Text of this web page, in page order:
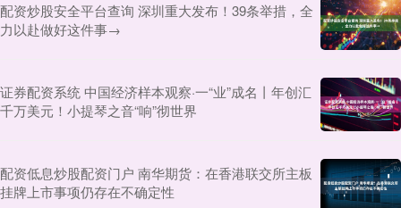
配资炒股安全平台查询 深圳重大发布！39条举措，全
力以赴做好这件事→
证券配资系统 中国经济样本观察·一“业”成名丨年创汇
千万美元！小提琴之音“响”彻世界
配资低息炒股配资门户 南华期货：在香港联交所主板
挂牌上市事项仍存在不确定性